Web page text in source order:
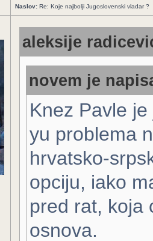
Naslov: Re: Koje najbolji Jugoslovenski vladar ?
aleksije
novem je
Knez Pavle
yu problema
hrvatsko-
opciju, iako
pred rat, koja
osnova.